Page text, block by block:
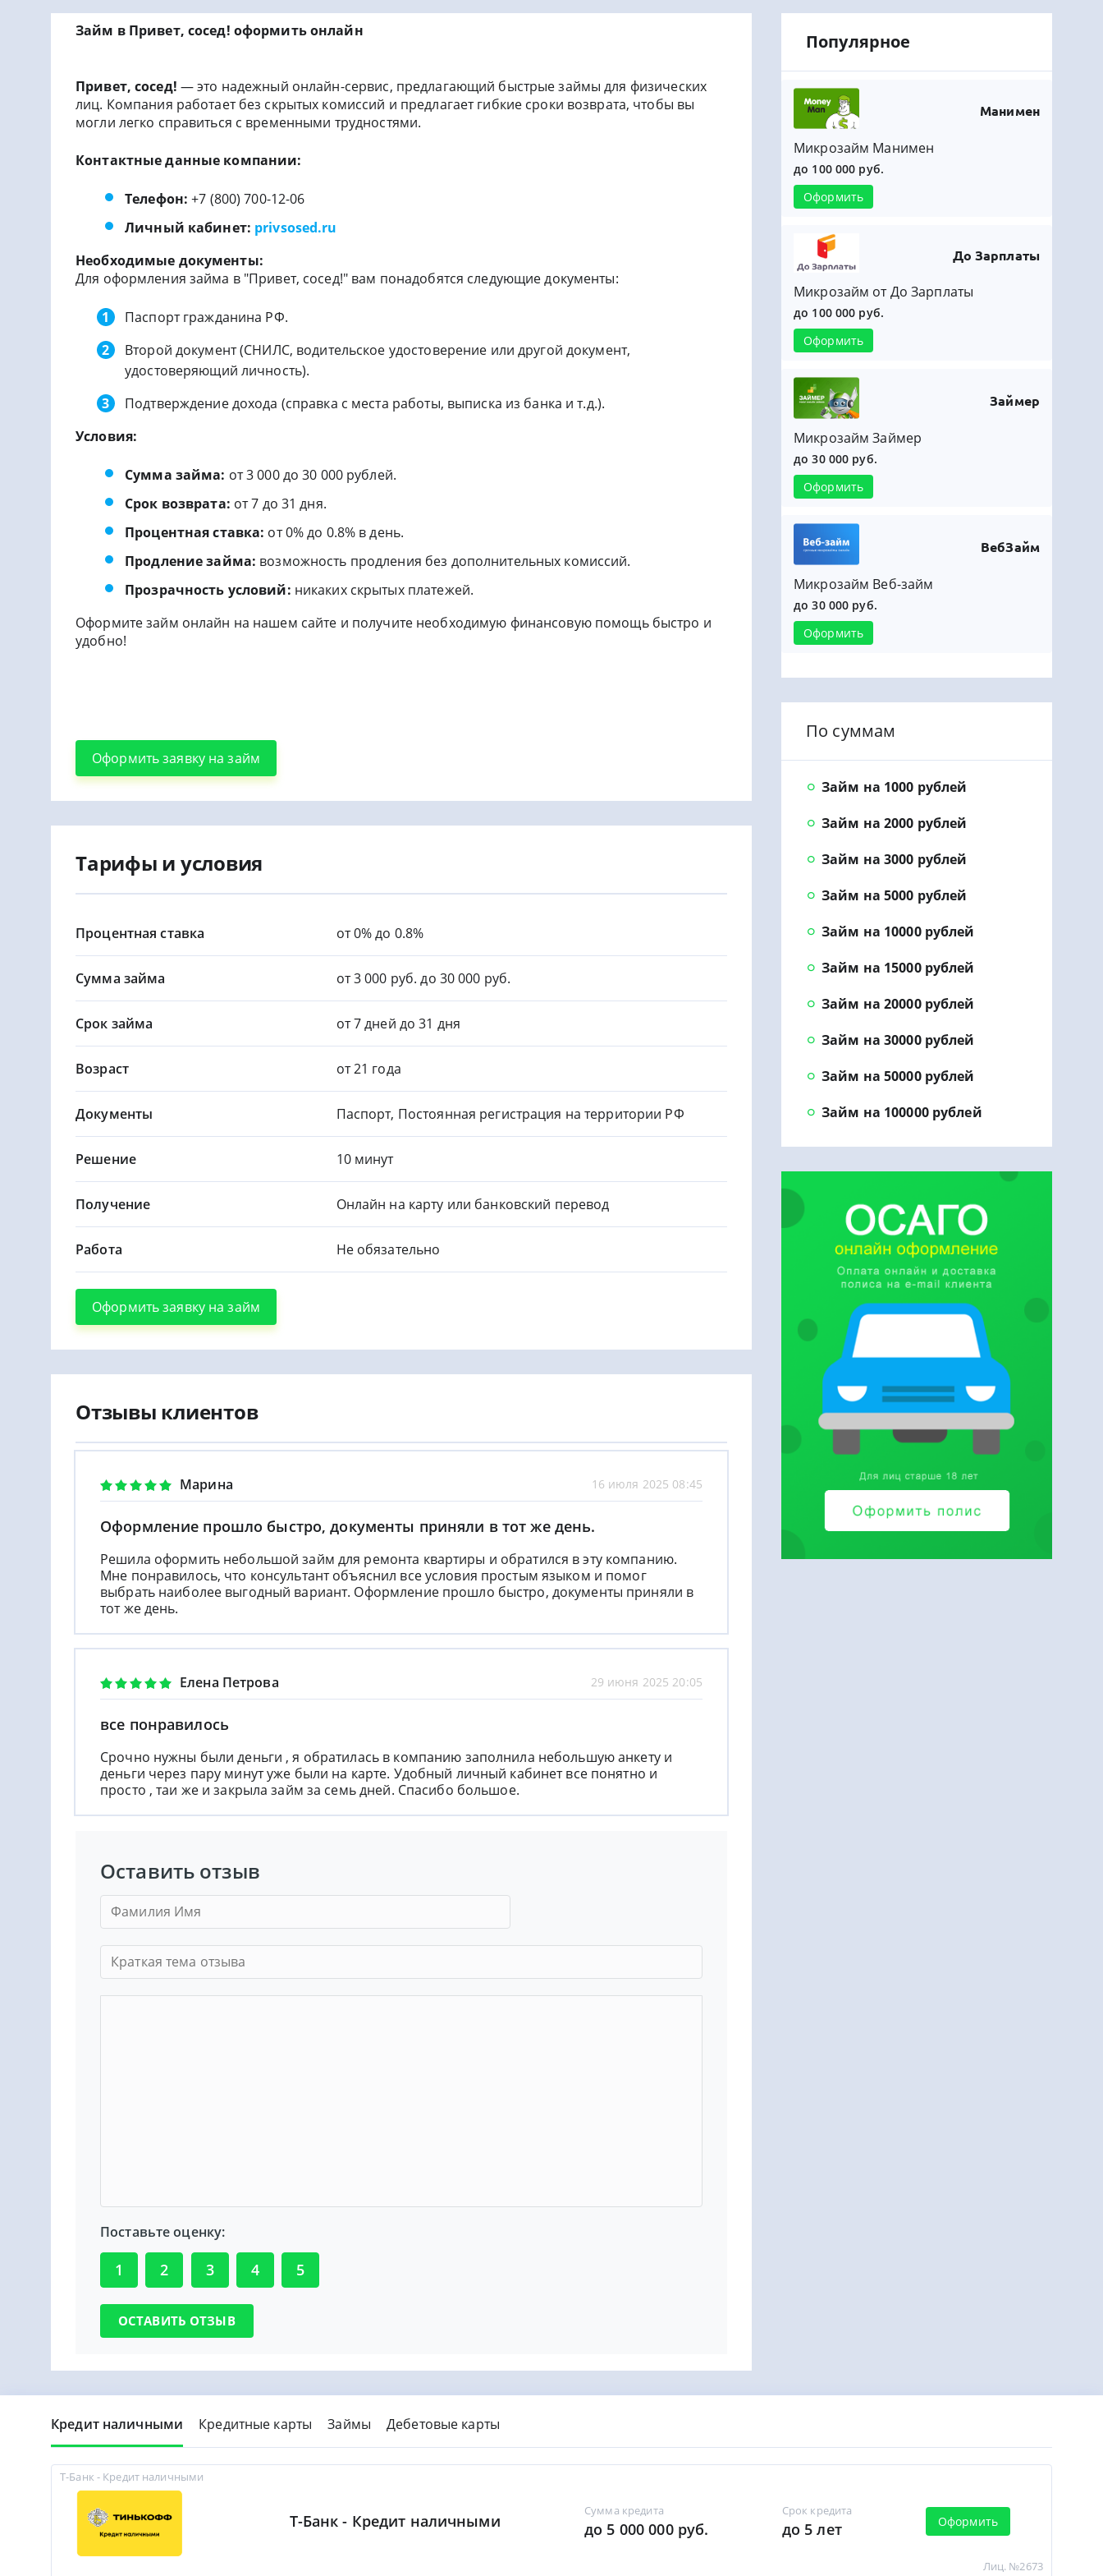
Займ в Привет, сосед! оформить онлайн
Привет, сосед! — это надежный онлайн-сервис, предлагающий быстрые займы для физических
лиц. Компания работает без скрытых комиссий и предлагает гибкие сроки возврата, чтобы вы
могли легко справиться с временными трудностями.
Контактные данные компании:
Телефон: +7 (800) 700-12-06
Личный кабинет: privsosed.ru
Необходимые документы:
Для оформления займа в "Привет, сосед!" вам понадобятся следующие документы:
Паспорт гражданина РФ.
Второй документ (СНИЛС, водительское удостоверение или другой документ,
удостоверяющий личность).
Подтверждение дохода (справка с места работы, выписка из банка и т.д.).
Условия:
Сумма займа: от 3 000 до 30 000 рублей.
Срок возврата: от 7 до 31 дня.
Процентная ставка: от 0% до 0.8% в день.
Продление займа: возможность продления без дополнительных комиссий.
Прозрачность условий: никаких скрытых платежей.
Оформите займ онлайн на нашем сайте и получите необходимую финансовую помощь быстро и
удобно!
Оформить заявку на займ
Тарифы и условия
Процентная ставка от 0% до 0.8%
Сумма займа от 3 000 руб. до 30 000 руб.
Срок займа от 7 дней до 31 дня
Возраст от 21 года
Документы Паспорт, Постоянная регистрация на территории РФ
Решение 10 минут
Получение Онлайн на карту или банковский перевод
Работа Не обязательно
Оформить заявку на займ
Отзывы клиентов
Марина 16 июля 2025 08:45
Оформление прошло быстро, документы приняли в тот же день.
Решила оформить небольшой займ для ремонта квартиры и обратился в эту компанию.
Мне понравилось, что консультант объяснил все условия простым языком и помог
выбрать наиболее выгодный вариант. Оформление прошло быстро, документы приняли в
тот же день.
Елена Петрова 29 июня 2025 20:05
все понравилось
Срочно нужны были деньги , я обратилась в компанию заполнила небольшую анкету и
деньги через пару минут уже были на карте. Удобный личный кабинет все понятно и
просто , таи же и закрыла займ за семь дней. Спасибо большое.
Оставить отзыв
Поставьте оценку:
1 2 3 4 5
Популярное
Манимен
Микрозайм Манимен
до 100 000 руб.
Оформить
До Зарплаты
Микрозайм от До Зарплаты
до 100 000 руб.
Оформить
Займер
Микрозайм Займер
до 30 000 руб.
Оформить
ВебЗайм
Микрозайм Веб-займ
до 30 000 руб.
Оформить
По суммам
Займ на 1000 рублей
Займ на 2000 рублей
Займ на 3000 рублей
Займ на 5000 рублей
Займ на 10000 рублей
Займ на 15000 рублей
Займ на 20000 рублей
Займ на 30000 рублей
Займ на 50000 рублей
Займ на 100000 рублей
Кредит наличными Кредитные карты Займы Дебетовые карты
Т-Банк - Кредит наличными
Т-Банк - Кредит наличными
Сумма кредита
до 5 000 000 руб.
Срок кредита
до 5 лет Оформить
Лиц. №2673